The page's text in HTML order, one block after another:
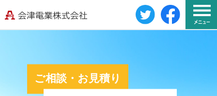
ご相談・お見積り